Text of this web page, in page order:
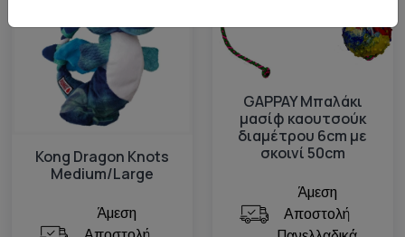
Kong Dragon Knots
Medium/Large
Άμεση
GAPPAY Μπαλάκι
μασίφ καουτσούκ
διαμέτρου 6cm με
σκοινί 50cm
Άμεση
Αποστολή